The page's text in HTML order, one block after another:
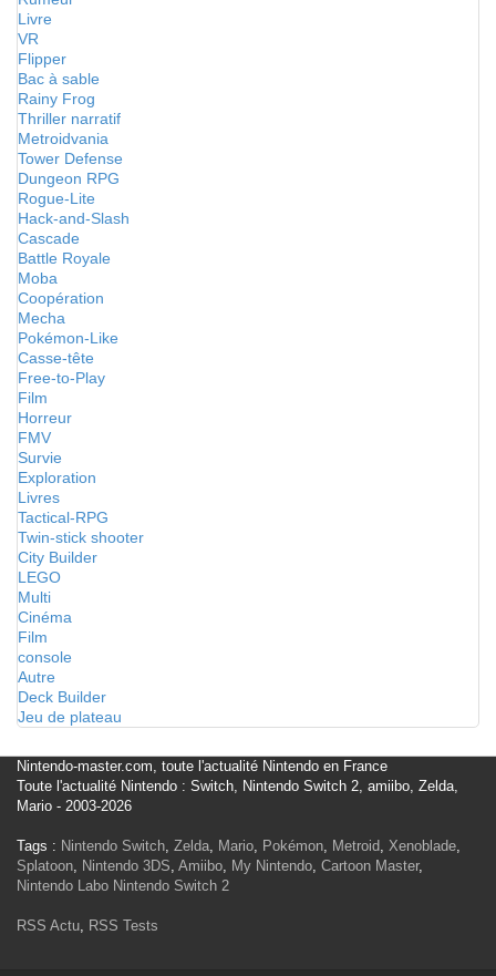
Livre
VR
Flipper
Bac à sable
Rainy Frog
Thriller narratif
Metroidvania
Tower Defense
Dungeon RPG
Rogue-Lite
Hack-and-Slash
Cascade
Battle Royale
Moba
Coopération
Mecha
Pokémon-Like
Casse-tête
Free-to-Play
Film
Horreur
FMV
Survie
Exploration
Livres
Tactical-RPG
Twin-stick shooter
City Builder
LEGO
Multi
Cinéma
Film
console
Autre
Deck Builder
Jeu de plateau
Nintendo-master.com, toute l'actualité Nintendo en France
Toute l'actualité Nintendo : Switch, Nintendo Switch 2, amiibo, Zelda,
Mario - 2003-2026
Tags : Nintendo Switch, Zelda, Mario, Pokémon, Metroid, Xenoblade,
Splatoon, Nintendo 3DS, Amiibo, My Nintendo, Cartoon Master,
Nintendo Labo Nintendo Switch 2
RSS Actu, RSS Tests